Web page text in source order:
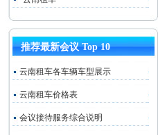
推荐最新会议 Top 10
云南租车各车辆车型展示
云南租车价格表
会议接待服务综合说明